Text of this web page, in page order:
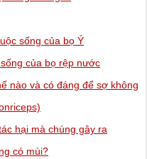
sống của bọ Ý
của bọ rệp nước
nào và có đáng để sợ không
hại mà chúng gây ra
có mùi?